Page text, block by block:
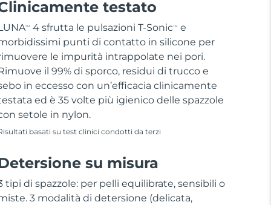
testato
TM 4 sfrutta le pulsazioni T-SonicTM
e
punti di contatto in silicone per
le impurità intrappolate nei pori.
il 99% di sporco, residui di trucco e
in eccesso con un’efficacia clinicamente
ed è 35 volte più igienico delle spazzole
setole in nylon.
basati su test clinici condotti da terzi
su misura
tipi di spazzole: per pelli equilibrate, sensibili o
3 modalità di detersione (delicata,